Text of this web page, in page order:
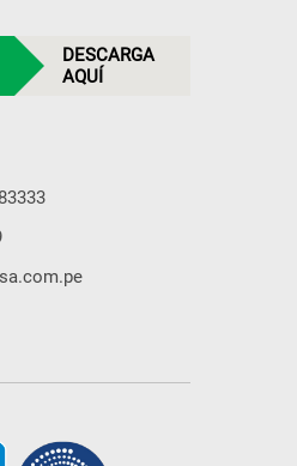
DESCARGA
AQUÍ